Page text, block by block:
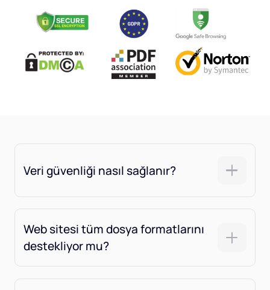
Veri güvenliği nasıl sağlanır?
Web sitesi tüm dosya formatlarını
destekliyor mu?